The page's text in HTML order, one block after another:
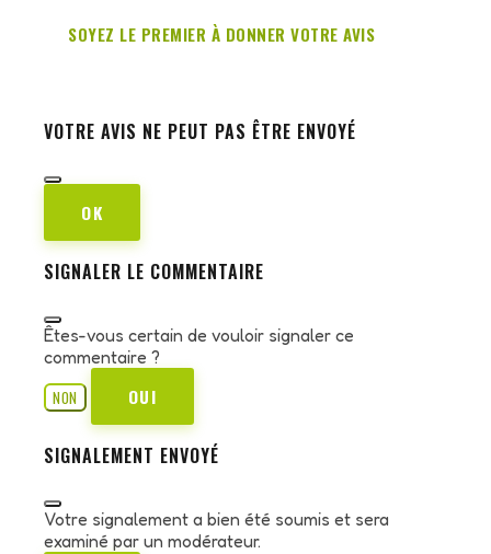
SOYEZ LE PREMIER À DONNER VOTRE AVIS
VOTRE AVIS NE PEUT PAS ÊTRE ENVOYÉ
OK
SIGNALER LE COMMENTAIRE
Êtes-vous certain de vouloir signaler ce
commentaire ?
NON
OUI
SIGNALEMENT ENVOYÉ
Votre signalement a bien été soumis et sera
examiné par un modérateur.